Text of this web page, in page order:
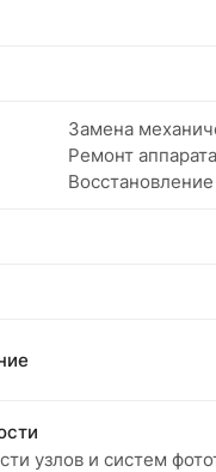
Замена
Ремонт
узлов и систем